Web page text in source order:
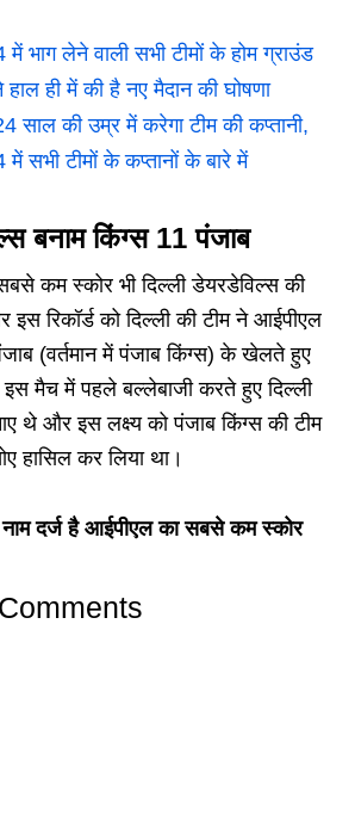
भाग लेने वाली सभी टीमों के होम ग्राउंड
ही में की है नए मैदान की घोषणा
साल की उम्र में करेगा टीम की कप्तानी,
सभी टीमों के कप्तानों के बारे में
बनाम किंग्स 11 पंजाब
कम स्कोर भी दिल्ली डेयरडेविल्स की
इस रिकॉर्ड को दिल्ली की टीम ने आईपीएल
(वर्तमान में पंजाब किंग्स) के खेलते हुए
मैच में पहले बल्लेबाजी करते हुए दिल्ली
थे और इस लक्ष्य को पंजाब किंग्स की टीम
हासिल कर लिया था।
दर्ज है आईपीएल का सबसे कम स्कोर